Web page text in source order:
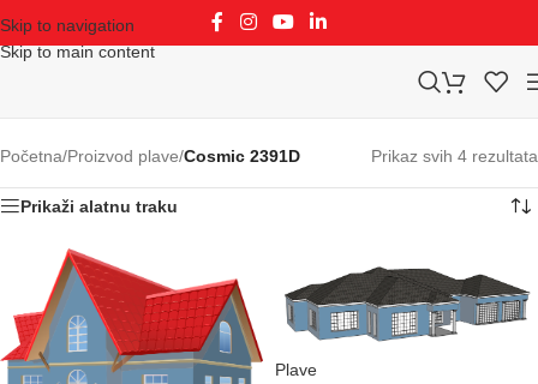
Skip to navigation
Skip to main content
Početna/Proizvod plave/Cosmic 2391D Prikaz svih 4 rezultata
Prikaži alatnu traku
Plave